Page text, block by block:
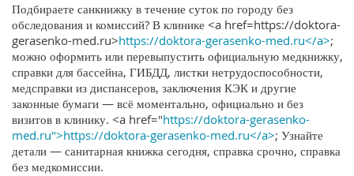
Подбираете санкнижку в течение суток по городу без
обследования и комиссий? В клинике <a href=https://doktora-
gerasenko-med.ru>https://doktora-gerasenko-med.ru</a>;
можно оформить или перевыпустить официальную медкнижку,
справки для бассейна, ГИБДД, листки нетрудоспособности,
медсправки из диспансеров, заключения КЭК и другие
законные бумаги — всё моментально, официально и без
визитов в клинику. <a href="https://doktora-gerasenko-
med.ru">https://doktora-gerasenko-med.ru</a>; Узнайте
детали — санитарная книжка сегодня, справка срочно, справка
без медкомиссии.